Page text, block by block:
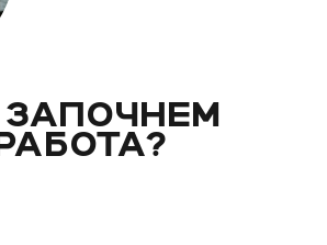
РАБОТА?